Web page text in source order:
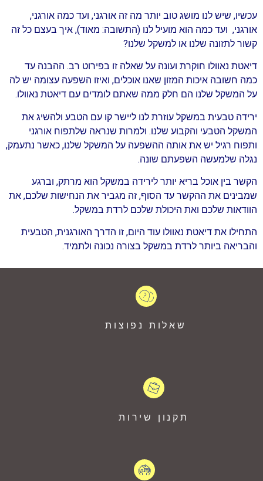
עכשיו, שיש לנו מושג טוב יותר מה זה אורגני, ועד כמה אורגני,
אורגני, ועד כמה הוא מועיל לנו (התשובה: מאוד), איך בעצם כל זה
קשור לתזונה שלנו או למשקל שלנו?
דיאטת נאוולו חוקרת ועונה על שאלה זו בפירוט רב. ההבנה עד
כמה חשובה איכות המזון שאנו אוכלים, ואיזו השפעה עצומה יש לה
על המשקל שלנו הם חלק ממה שאתם לומדים עם דיאטת נאוולו.
ירידה טבעית במשקל עוזרת לנו ליישר קו עם הטבע ולהשיג את
המשקל הטבעי והקבוע שלנו. ולמרות שנראה שלתפוח אורגני
ותפוח רגיל יש את אותה ההשפעה על המשקל שלנו, כאשר נתעמק,
נגלה שלמעשה השפעתם שונה.
הקשר בין אוכל בריא יותר לירידה במשקל הוא מרתק, וברגע
שמבינים את ההקשר עד הסוף, זה מגביר את הנחישות שלכם, את
הוודאות שלכם ואת היכולת שלכם לרדת במשקל.
התחילו את דיאטת נאוולו עוד היום, זו הדרך האורגנית, הטבעית
והבריאה ביותר לרדת במשקל בצורה נכונה ולתמיד.
שאלות נפוצות
תקנון שירות